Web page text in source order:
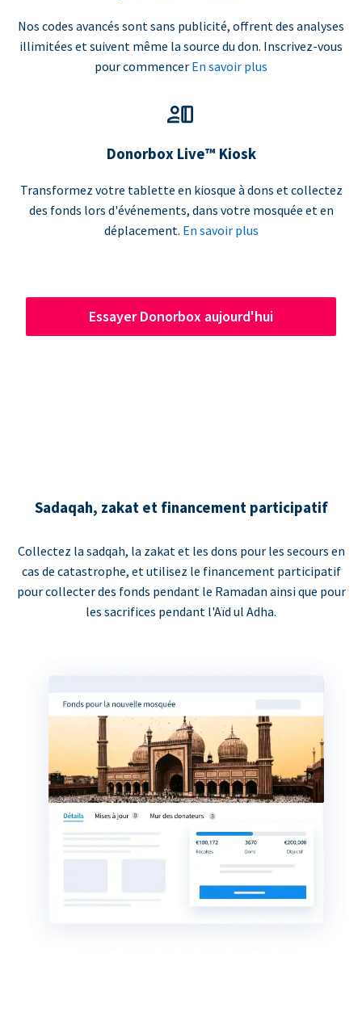
Nos codes avancés sont sans publicité, offrent des analyses
illimitées et suivent même la source du don. Inscrivez-vous
pour commencer En savoir plus
Donorbox Live™ Kiosk
Transformez votre tablette en kiosque à dons et collectez
des fonds lors d'événements, dans votre mosquée et en
déplacement. En savoir plus
Essayer Donorbox aujourd'hui
Sadaqah, zakat et financement participatif
Collectez la sadqah, la zakat et les dons pour les secours en
cas de catastrophe, et utilisez le financement participatif
pour collecter des fonds pendant le Ramadan ainsi que pour
les sacrifices pendant l'Aïd ul Adha.